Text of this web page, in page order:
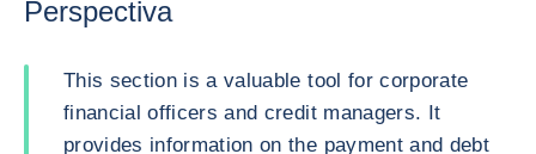
Perspectiva
This section is a valuable tool for corporate
financial officers and credit managers. It
provides information on the payment and debt